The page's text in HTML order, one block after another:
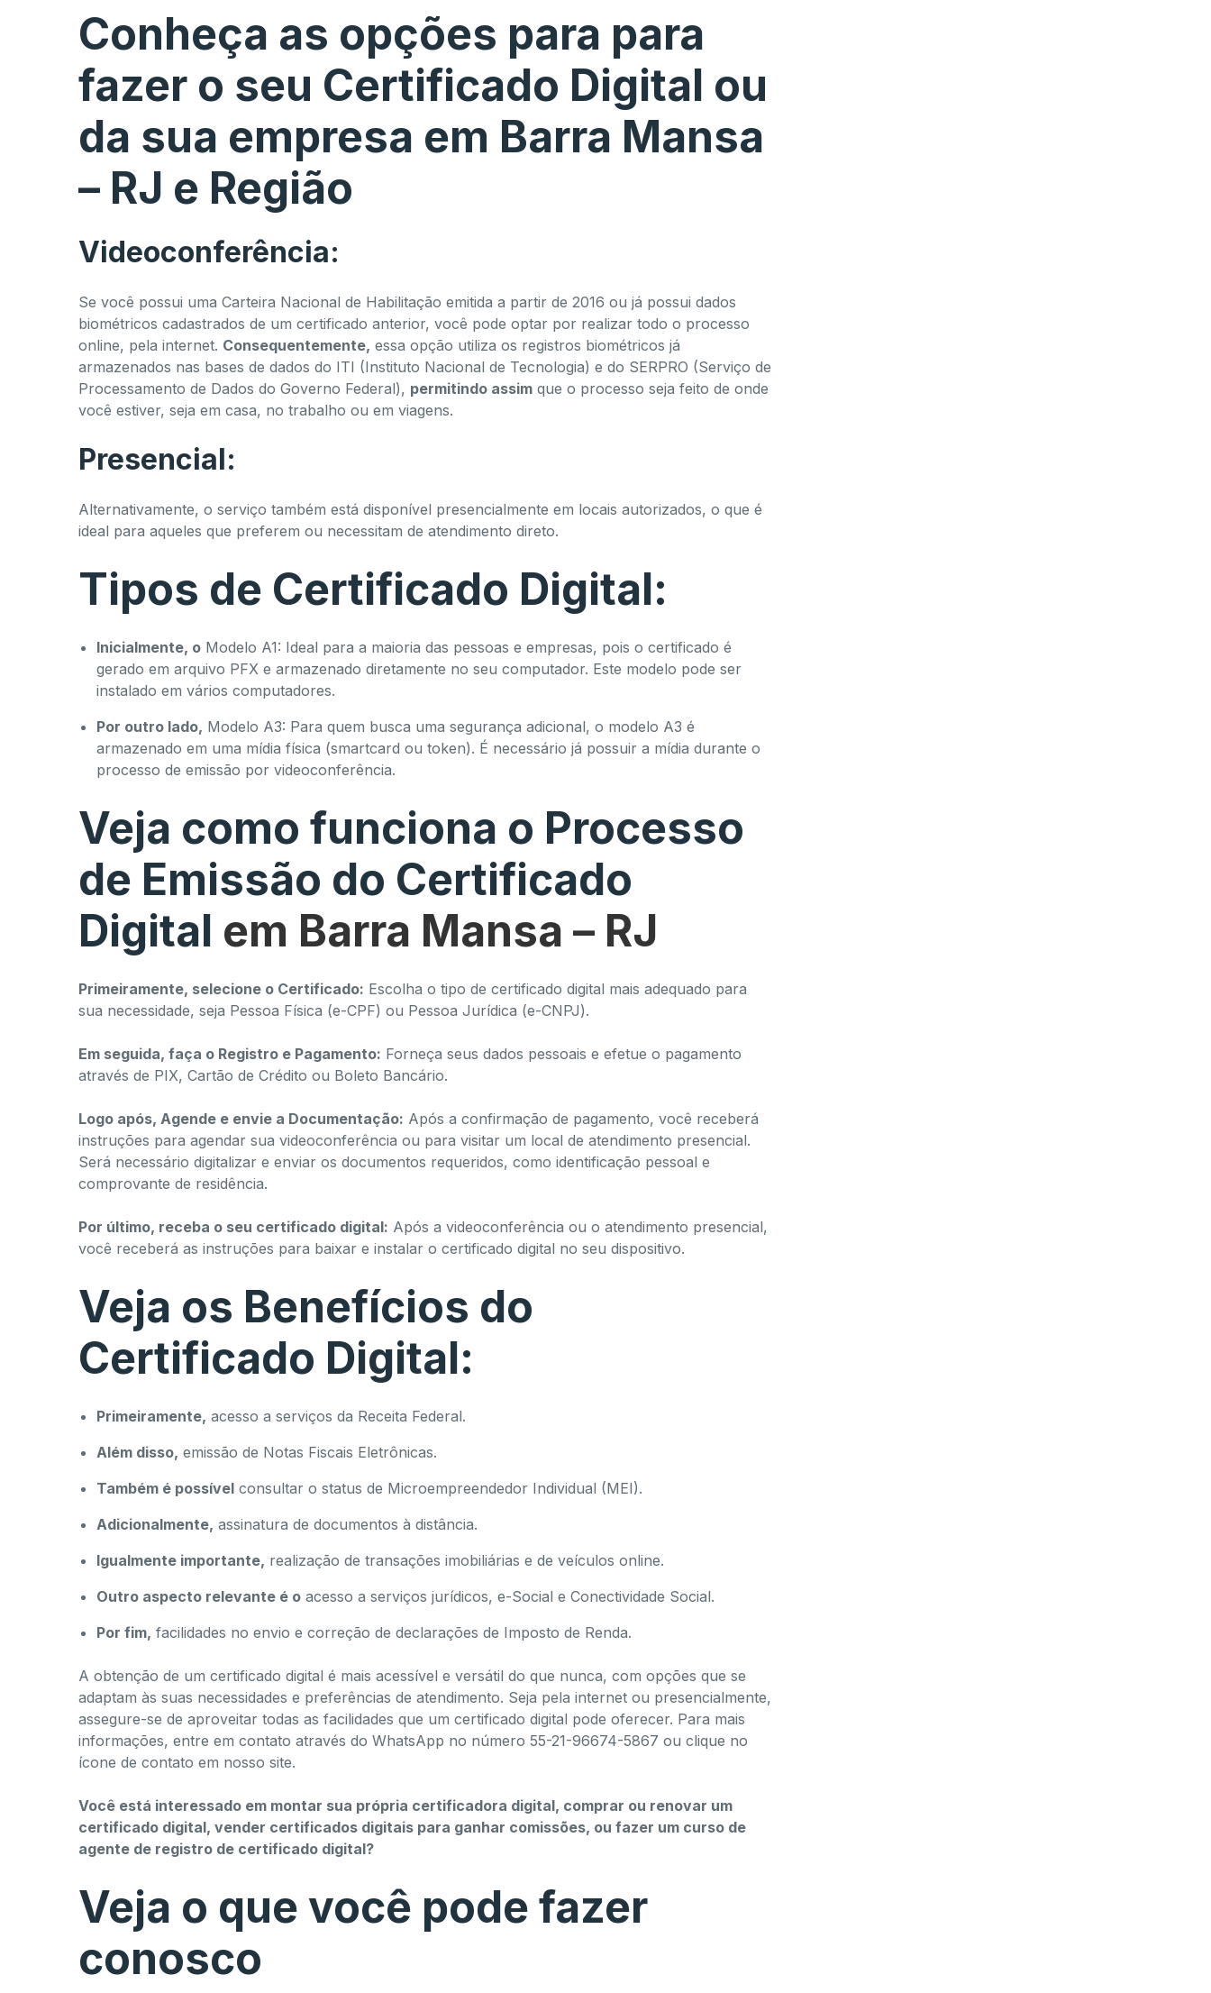
Conheça as opções para para
fazer o seu Certificado Digital ou
da sua empresa em Barra Mansa
– RJ e Região
Videoconferência:
Se você possui uma Carteira Nacional de Habilitação emitida a partir de 2016 ou já possui dados
biométricos cadastrados de um certificado anterior, você pode optar por realizar todo o processo
online, pela internet. Consequentemente, essa opção utiliza os registros biométricos já
armazenados nas bases de dados do ITI (Instituto Nacional de Tecnologia) e do SERPRO (Serviço de
Processamento de Dados do Governo Federal), permitindo assim que o processo seja feito de onde
você estiver, seja em casa, no trabalho ou em viagens.
Presencial:
Alternativamente, o serviço também está disponível presencialmente em locais autorizados, o que é
ideal para aqueles que preferem ou necessitam de atendimento direto.
Tipos de Certificado Digital:
Inicialmente, o Modelo A1: Ideal para a maioria das pessoas e empresas, pois o certificado é
gerado em arquivo PFX e armazenado diretamente no seu computador. Este modelo pode ser
instalado em vários computadores.
Por outro lado, Modelo A3: Para quem busca uma segurança adicional, o modelo A3 é
armazenado em uma mídia física (smartcard ou token). É necessário já possuir a mídia durante o
processo de emissão por videoconferência.
Veja como funciona o Processo
de Emissão do Certificado
Digital em Barra Mansa – RJ
Primeiramente, selecione o Certificado: Escolha o tipo de certificado digital mais adequado para
sua necessidade, seja Pessoa Física (e-CPF) ou Pessoa Jurídica (e-CNPJ).
Em seguida, faça o Registro e Pagamento: Forneça seus dados pessoais e efetue o pagamento
através de PIX, Cartão de Crédito ou Boleto Bancário.
Logo após, Agende e envie a Documentação: Após a confirmação de pagamento, você receberá
instruções para agendar sua videoconferência ou para visitar um local de atendimento presencial.
Será necessário digitalizar e enviar os documentos requeridos, como identificação pessoal e
comprovante de residência.
Por último, receba o seu certificado digital: Após a videoconferência ou o atendimento presencial,
você receberá as instruções para baixar e instalar o certificado digital no seu dispositivo.
Veja os Benefícios do
Certificado Digital:
Primeiramente, acesso a serviços da Receita Federal.
Além disso, emissão de Notas Fiscais Eletrônicas.
Também é possível consultar o status de Microempreendedor Individual (MEI).
Adicionalmente, assinatura de documentos à distância.
Igualmente importante, realização de transações imobiliárias e de veículos online.
Outro aspecto relevante é o acesso a serviços jurídicos, e-Social e Conectividade Social.
Por fim, facilidades no envio e correção de declarações de Imposto de Renda.
A obtenção de um certificado digital é mais acessível e versátil do que nunca, com opções que se
adaptam às suas necessidades e preferências de atendimento. Seja pela internet ou presencialmente,
assegure-se de aproveitar todas as facilidades que um certificado digital pode oferecer. Para mais
informações, entre em contato através do WhatsApp no número 55-21-96674-5867 ou clique no
ícone de contato em nosso site.
Você está interessado em montar sua própria certificadora digital, comprar ou renovar um
certificado digital, vender certificados digitais para ganhar comissões, ou fazer um curso de
agente de registro de certificado digital?
Veja o que você pode fazer
conosco